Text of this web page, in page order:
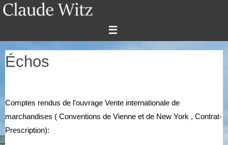
Passer
Échos
Comptes rendus de l'ouvrage Vente internationale de
marchandises ( Conventions de Vienne et de New York , Contrat-
Prescription):